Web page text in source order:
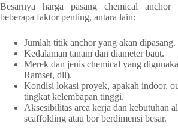
Besarnya harga pasang chemical anchor
beberapa faktor penting, antara lain:
Jumlah titik anchor yang akan dipasang.
Kedalaman tanam dan diameter baut.
Merek dan jenis chemical yang
Ramset, dll).
Kondisi lokasi proyek, apakah indoor,
tingkat kelembapan tinggi.
Aksesibilitas area kerja dan kebutuhan
scaffolding atau bor berdimensi besar.